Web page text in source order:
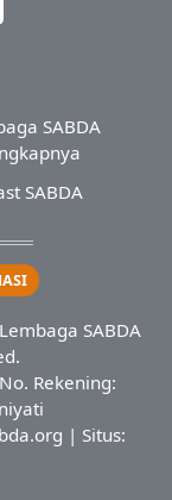
SABDA
SABDA
SABDA
Rekening:
| Situs: